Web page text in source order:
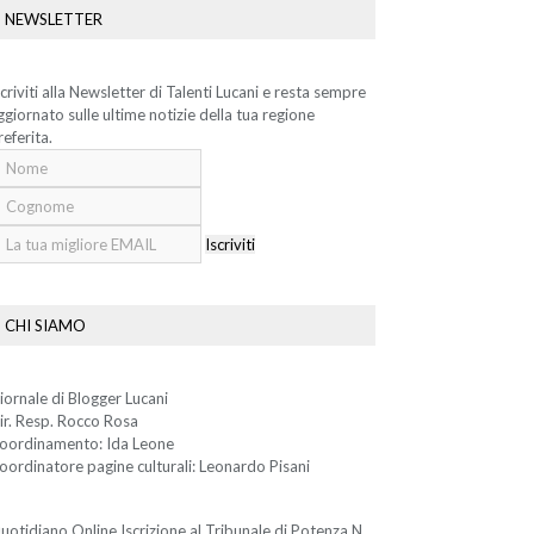
NEWSLETTER
alla Newsletter di Talenti Lucani e resta sempre
sulle ultime notizie della tua regione
Iscriviti
CHI SIAMO
di Blogger Lucani
Resp. Rocco Rosa
Ida Leone
pagine culturali: Leonardo Pisani